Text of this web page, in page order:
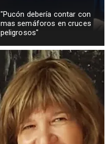
"Pucón debería contar con
mas semáforos en cruces
peligrosos"